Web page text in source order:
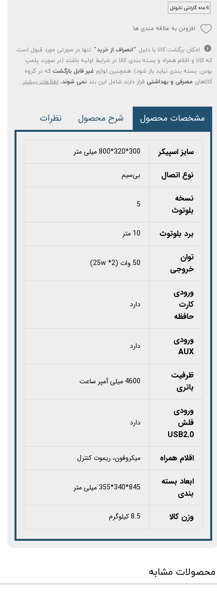
6 ماه گارانتی نانوتل
افزودن به علاقه مندی ها
امکان برگشت کالا با دلیل "انصراف از خرید" تنها در صورتی مورد قبول است
که کالا و اقلام همراه و بسته بندی کالا در شرایط اولیه باشند (در صورت پلمپ
بودن، بسته بندی نباید باز شود). همچنین لوازم غیر قابل بازگشت که در گروه
کالاهای مصرفی و بهداشتی قرار دارند شامل این بند نمی شوند. اطلاعات بیشتر
مشخصات محصول شرح محصول نظرات
سایز اسپیکر 300*320*800 میلی متر
نوع اتصال بی‌سیم
نسخه
بلوتوث
5
برد بلوتوث 10 متر
توان
خروجی
50 وات (25w *2)
ورودی
کارت
حافظه
دارد
ورودی
AUX
دارد
ظرفیت
باتری
4600 میلی آمپر ساعت
ورودی
فلش
USB2.0
دارد
اقلام همراه میکروفون، ریموت کنترل
ابعاد بسته
بندی
845*340*355 میلی متر
وزن کالا 8.5 کیلوگرم
محصولات مشابه